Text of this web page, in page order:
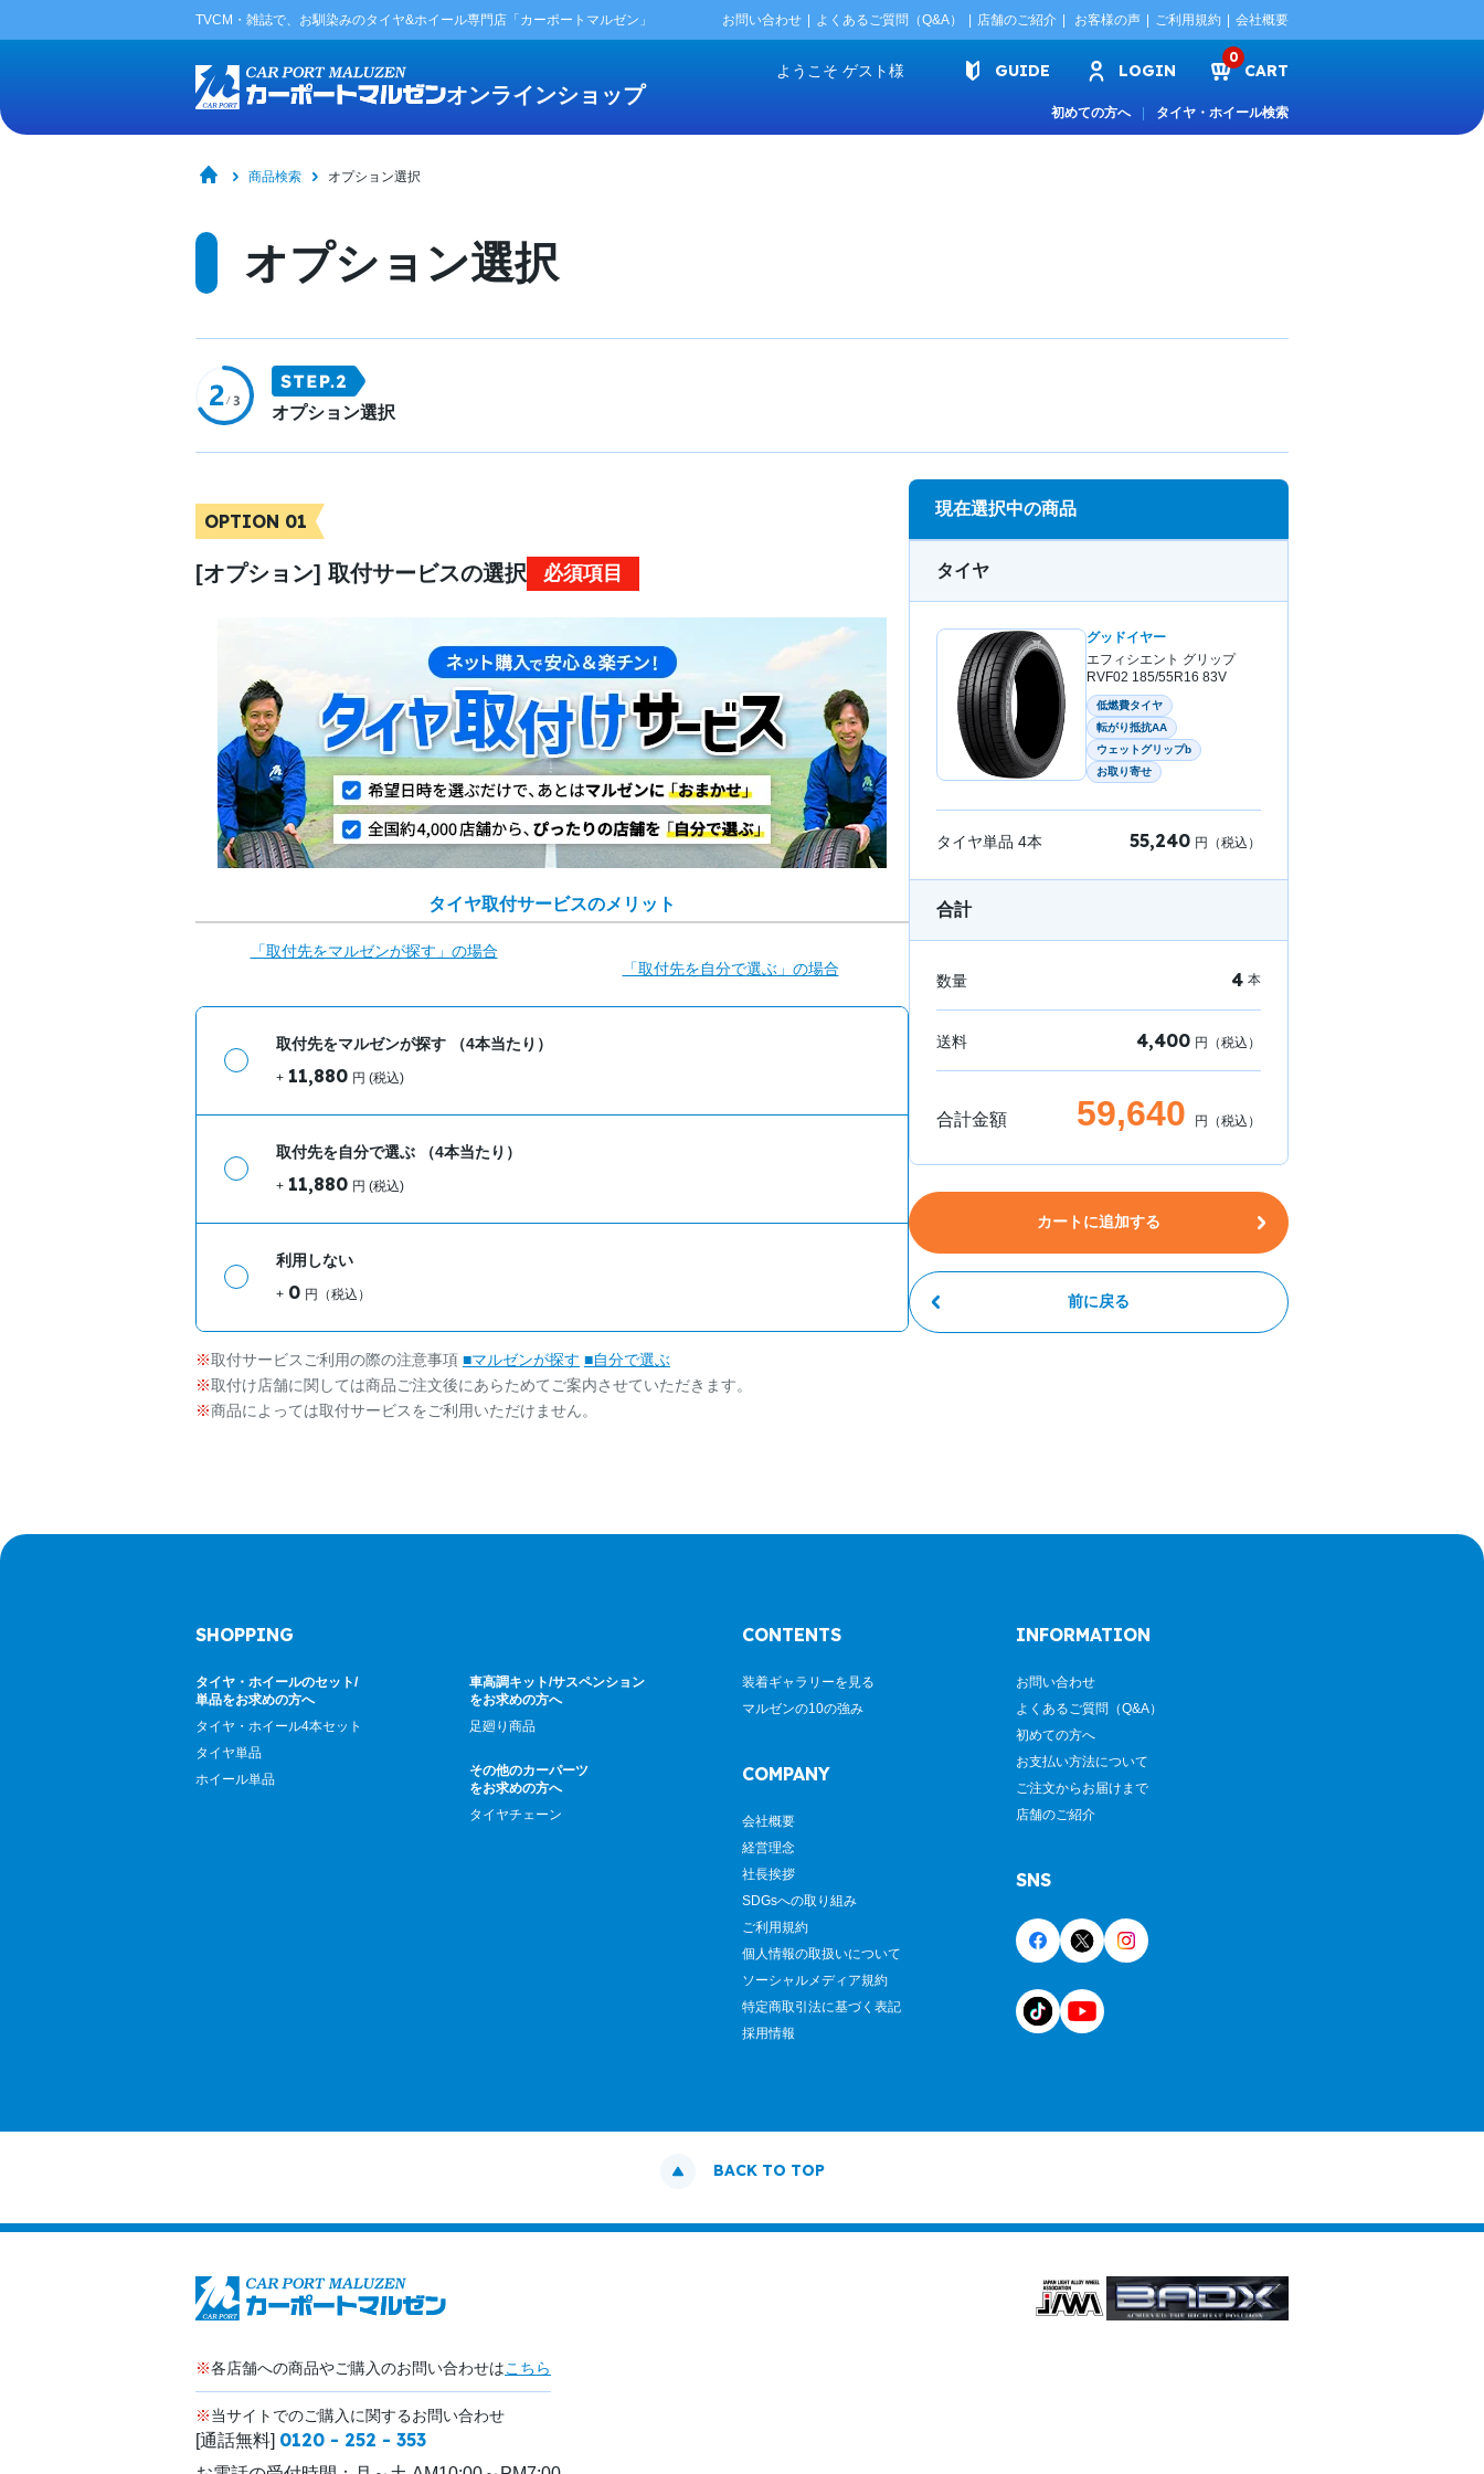
TVCM・雑誌で、お馴染みのタイヤ&ホイール専門店「カーポートマルゼン」 お問い合わせ よくあるご質問（Q&A） 店舗のご紹介 お客様の声 ご利用規約 会社概要
オンラインショップ
ようこそ ゲスト様 GUIDE LOGIN
0
CART
初めての方へ タイヤ・ホイール検索
商品検索 オプション選択
オプション選択
オプション選択
OPTION 01
[オプション] 取付サービスの選択 必須項目
タイヤ取付サービスのメリット
「取付先をマルゼンが探す」の場合
「取付先を自分で選ぶ」の場合
取付先をマルゼンが探す （4本当たり）
+ 11,880 円 (税込)
取付先を自分で選ぶ （4本当たり）
+ 11,880 円 (税込)
利用しない
+ 0 円（税込）
取付サービスご利用の際の注意事項 ■マルゼンが探す ■自分で選ぶ
取付け店舗に関しては商品ご注文後にあらためてご案内させていただきます。
商品によっては取付サービスをご利用いただけません。
現在選択中の商品
タイヤ
グッドイヤー
エフィシエント グリップ
RVF02 185/55R16 83V
低燃費タイヤ
転がり抵抗AA
ウェットグリップb
お取り寄せ
タイヤ単品 4本 55,240 円（税込）
合計
数量 4 本
送料 4,400 円（税込）
合計金額 59,640 円（税込）
カートに追加する
前に戻る
SHOPPING
タイヤ・ホイールのセット/
単品をお求めの方へ
タイヤ・ホイール4本セット
タイヤ単品
ホイール単品
車高調キット/サスペンション
をお求めの方へ
足廻り商品
その他のカーパーツ
をお求めの方へ
タイヤチェーン
CONTENTS
装着ギャラリーを見る
マルゼンの10の強み
COMPANY
会社概要
経営理念
社長挨拶
SDGsへの取り組み
ご利用規約
個人情報の取扱いについて
ソーシャルメディア規約
特定商取引法に基づく表記
採用情報
INFORMATION
お問い合わせ
よくあるご質問（Q&A）
初めての方へ
お支払い方法について
ご注文からお届けまで
店舗のご紹介
SNS
BACK TO TOP
※各店舗への商品やご購入のお問い合わせはこちら
※当サイトでのご購入に関するお問い合わせ
[通話無料] 0120 - 252 - 353